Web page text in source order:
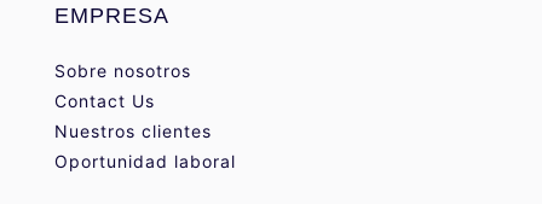
EMPRESA
Sobre nosotros
Contact Us
Nuestros clientes
Oportunidad laboral